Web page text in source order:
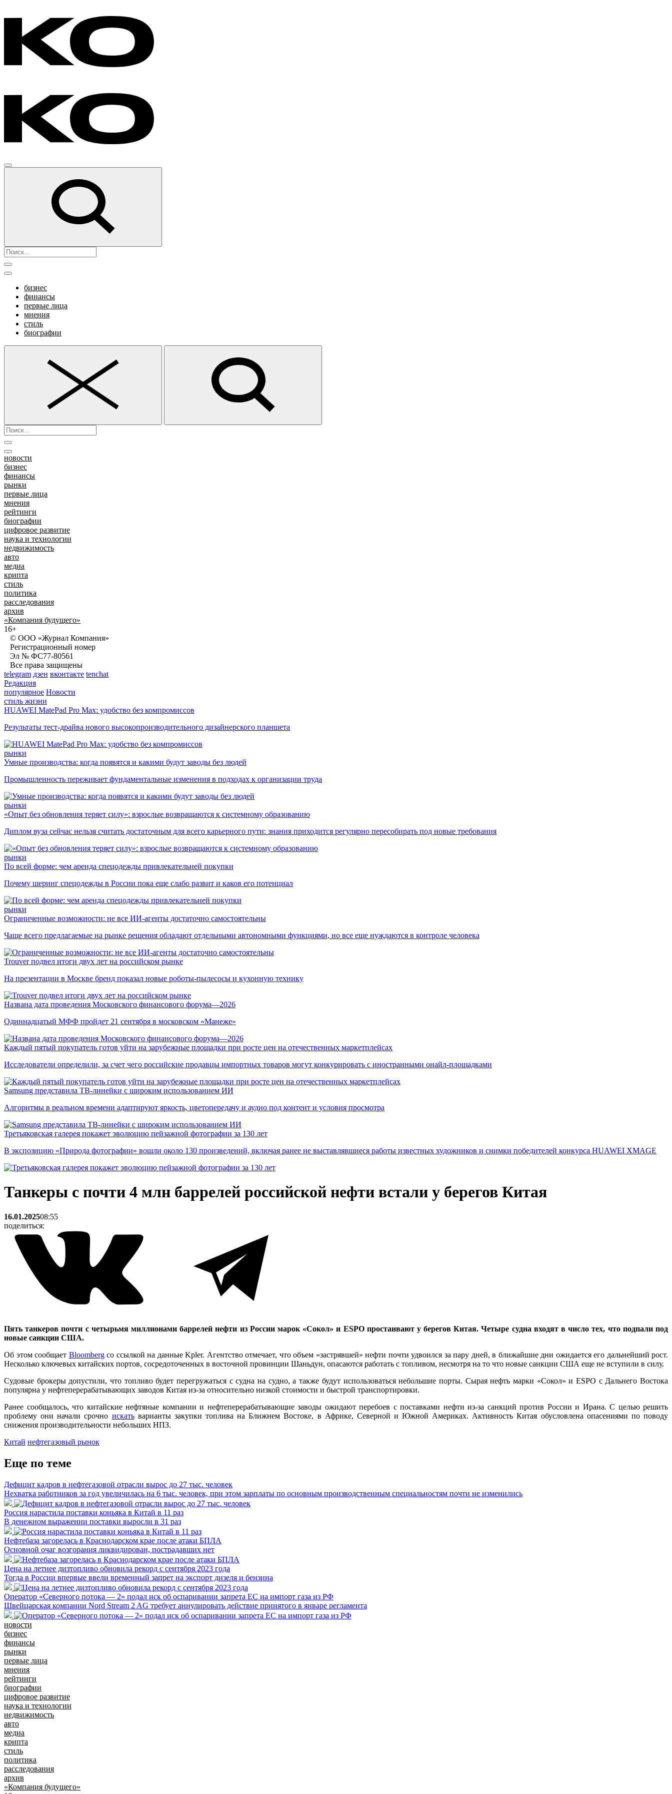
бизнес
финансы
первые лица
мнения
стиль
биографии
новости
бизнес
финансы
рынки
первые лица
мнения
рейтинги
биографии
цифровое развитие
наука и технологии
недвижимость
авто
медиа
крипта
стиль
политика
расследования
архив
«Компания будущего»
16+
© ООО «Журнал Компания»
Регистрационный номер
Эл № ФС77-80561
Все права защищены
telegram дзен вконтакте tenchat
Редакция
популярное Новости
стиль жизни
HUAWEI MatePad Pro Max: удобство без компромиссов
Результаты тест-драйва нового высокопроизводительного дизайнерского планшета
рынки
Умные производства: когда появятся и какими будут заводы без людей
Промышленность переживает фундаментальные изменения в подходах к организации труда
рынки
«Опыт без обновления теряет силу»: взрослые возвращаются к системному образованию
Диплом вуза сейчас нельзя считать достаточным для всего карьерного пути: знания приходится регулярно пересобирать под новые требования
рынки
По всей форме: чем аренда спецодежды привлекательней покупки
Почему шеринг спецодежды в России пока еще слабо развит и каков его потенциал
рынки
Ограниченные возможности: не все ИИ-агенты достаточно самостоятельны
Чаще всего предлагаемые на рынке решения обладают отдельными автономными функциями, но все еще нуждаются в контроле человека
Trouver подвел итоги двух лет на российском рынке
На презентации в Москве бренд показал новые роботы-пылесосы и кухонную технику
Названа дата проведения Московского финансового форума—2026
Одиннадцатый МФФ пройдет 21 сентября в московском «Манеже»
Каждый пятый покупатель готов уйти на зарубежные площадки при росте цен на отечественных маркетплейсах
Исследователи определили, за счет чего российские продавцы импортных товаров могут конкурировать с иностранными онайл-площадками
Samsung представила ТВ-линейки с широким использованием ИИ
Алгоритмы в реальном времени адаптируют яркость, цветопередачу и аудио под контент и условия просмотра
Третьяковская галерея покажет эволюцию пейзажной фотографии за 130 лет
В экспозицию «Природа фотографии» вошли около 130 произведений, включая ранее не выставлявшиеся работы известных художников и снимки победителей конкурса HUAWEI XMAGE
Танкеры с почти 4 млн баррелей российской нефти встали у берегов Китая
16.01.202508:55
поделиться:
Пять танкеров почти с четырьмя миллионами баррелей нефти из России марок «Сокол» и ESPO простаивают у берегов Китая. Четыре судна входят в число тех, что подпали под
новые санкции США.
Об этом сообщает Bloombergсо ссылкой на данные Kpler. Агентство отмечает, что объем «застрявшей» нефти почти удвоился за пару дней, в ближайшие дни ожидается его дальнейший рост.
Несколько ключевых китайских портов, сосредоточенных в восточной провинции Шаньдун, опасаются работать с топливом, несмотря на то что новые санкции США еще не вступили в силу.
Судовые брокеры допустили, что топливо будет перегружаться с судна на судно, а также будут использоваться небольшие порты. Сырая нефть марки «Сокол» и ESPO с Дальнего Востока
популярна у нефтеперерабатывающих заводов Китая из-за относительно низкой стоимости и быстрой транспортировки.
Ранее сообщалось, что китайские нефтяные компании и нефтеперерабатывающие заводы ожидают перебоев с поставками нефти из-за санкций против России и Ирана. С целью решить
проблему они начали срочно искатьварианты закупки топлива на Ближнем Востоке, в Африке, Северной и Южной Америках. Активность Китая обусловлена опасениями по поводу
снижения производительности небольших НПЗ.
Китай нефтегазовый рынок
Еще по теме
Дефицит кадров в нефтегазовой отрасли вырос до 27 тыс. человек
Нехватка работников за год увеличилась на 6 тыс. человек, при этом зарплаты по основным производственным специальностям почти не изменились
Россия нарастила поставки коньяка в Китай в 11 раз
В денежном выражении поставки выросли в 31 раз
Нефтебаза загорелась в Краснодарском крае после атаки БПЛА
Основной очаг возгорания ликвидирован, пострадавших нет
Цена на летнее дизтопливо обновила рекорд с сентября 2023 года
Тогда в России впервые ввели временный запрет на экспорт дизеля и бензина
Оператор «Северного потока — 2» подал иск об оспаривании запрета ЕС на импорт газа из РФ
Швейцарская компании Nord Stream 2 AG требует аннулировать действие принятого в январе регламента
новости
бизнес
финансы
рынки
первые лица
мнения
рейтинги
биографии
цифровое развитие
наука и технологии
недвижимость
авто
медиа
крипта
стиль
политика
расследования
архив
«Компания будущего»